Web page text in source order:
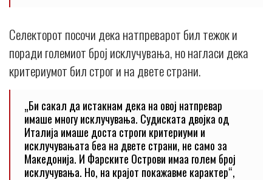
Селекторот посочи дека натпреварот бил тежок и
поради големиот број исклучувања, но нагласи дека
критериумот бил строг и на двете страни.
„Би сакал да истакнам дека на овој натпревар
имаше многу исклучувања. Судиската двојка од
Италија имаше доста строги критериуми и
исклучувањата беа на двете страни, не само за
Македонија. И Фарските Острови имаа голем број
исклучувања. Но, на крајот покажавме карактер“,